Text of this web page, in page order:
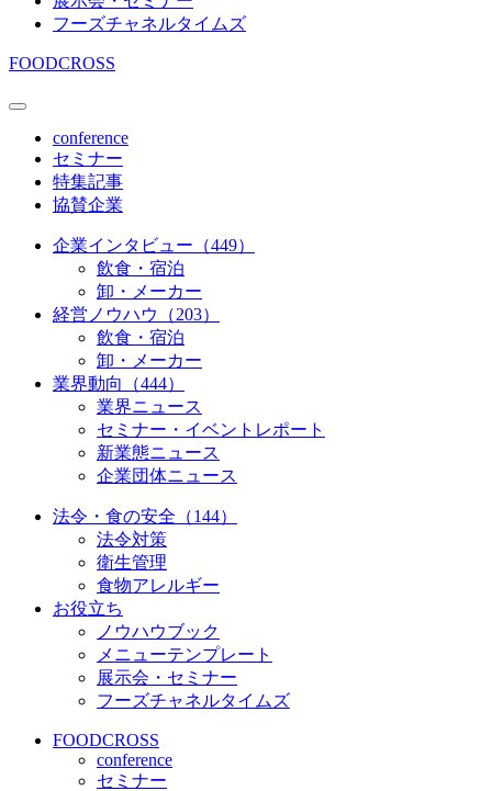
フーズチャネルタイムズ
FOODCROSS
conference
セミナー
特集記事
協賛企業
企業インタビュー（449）
飲食・宿泊
卸・メーカー
経営ノウハウ（203）
飲食・宿泊
卸・メーカー
業界動向（444）
業界ニュース
セミナー・イベントレポート
新業態ニュース
企業団体ニュース
法令・食の安全（144）
法令対策
衛生管理
食物アレルギー
お役立ち
ノウハウブック
メニューテンプレート
展示会・セミナー
フーズチャネルタイムズ
FOODCROSS
conference
セミナー